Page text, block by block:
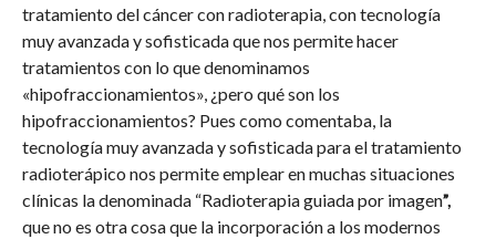
tratamiento del cáncer con radioterapia, con tecnología
muy avanzada y sofisticada que nos permite hacer
tratamientos con lo que denominamos
«hipofraccionamientos», ¿pero qué son los
hipofraccionamientos? Pues como comentaba, la
tecnología muy avanzada y sofisticada para el tratamiento
radioterápico nos permite emplear en muchas situaciones
clínicas la denominada “Radioterapia guiada por imagen”,
que no es otra cosa que la incorporación a los modernos